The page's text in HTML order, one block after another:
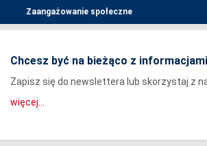
Zaangażowanie społeczne
Chcesz być na bieżąco z
Zapisz się do newslettera lub skorzystaj z
więcej...